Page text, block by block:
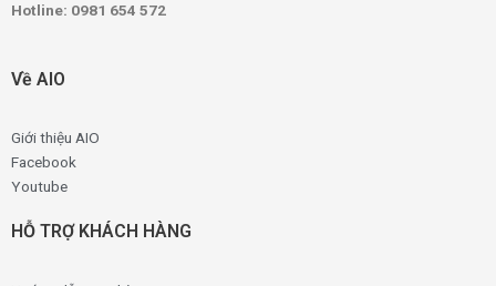
Hotline: 0981 654 572
Về AIO
Giới thiệu AIO
Facebook
Youtube
HỖ TRỢ KHÁCH HÀNG